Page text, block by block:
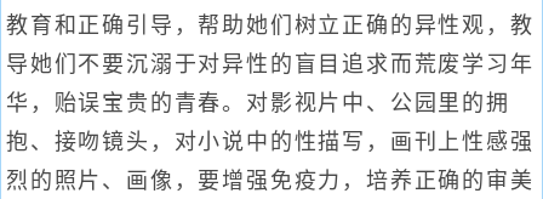
教育和正确引导，帮助她们树立正确的异性观，教
导她们不要沉溺于对异性的盲目追求而荒废学习年
华，贻误宝贵的青春。对影视片中、公园里的拥
抱、接吻镜头，对小说中的性描写，画刊上性感强
烈的照片、画像，要增强免疫力，培养正确的审美